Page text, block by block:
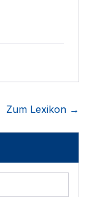
Zum Lexikon →